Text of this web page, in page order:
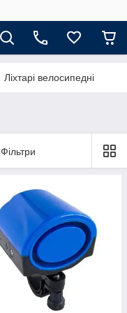
Ліхтарі велосипедні
Фільтри